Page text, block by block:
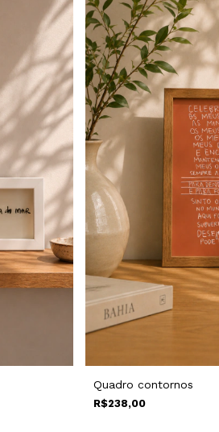
Quadro contornos
R$238,00